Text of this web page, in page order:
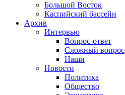
Большой Восток
Каспийский бассейн
Архив
Интервью
Вопрос-ответ
Сложный вопрос
Наши
Новости
Политика
Общество